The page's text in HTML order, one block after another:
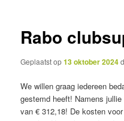
Rabo
Geplaatst op13 oktober 2024
We willen graag iedereen
gestemd heeft! Namens
van € 312,18! De kosten